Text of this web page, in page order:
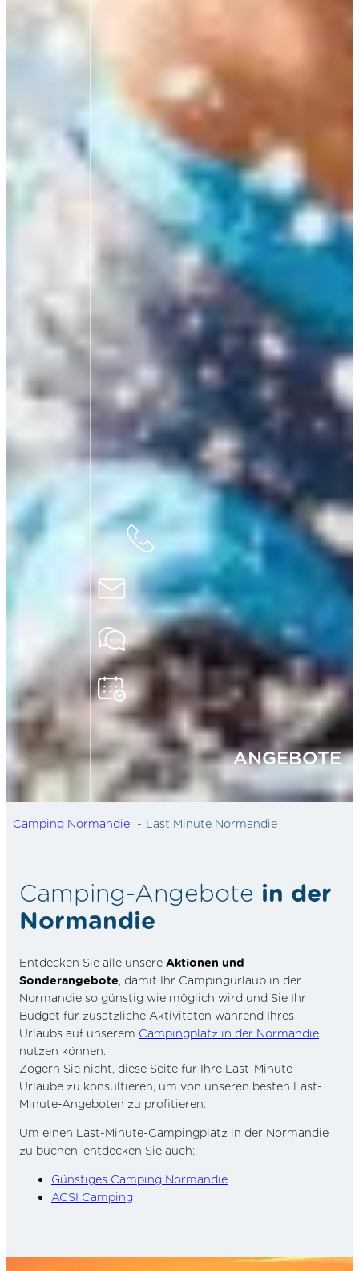
ANGEBOTE
Camping Normandie Last Minute Normandie
Camping-Angebote in der
Normandie
Entdecken Sie alle unsere Aktionen und
Sonderangebote , damit Ihr Campingurlaub in der
Normandie so günstig wie möglich wird und Sie Ihr
Budget für zusätzliche Aktivitäten während Ihres
Urlaubs auf unserem Campingplatz in der Normandie
nutzen können.
Zögern Sie nicht, diese Seite für Ihre Last-Minute-
Urlaube zu konsultieren, um von unseren besten Last-
Minute-Angeboten zu profitieren.
Um einen Last-Minute-Campingplatz in der Normandie
zu buchen, entdecken Sie auch:
Günstiges Camping Normandie
ACSI Camping